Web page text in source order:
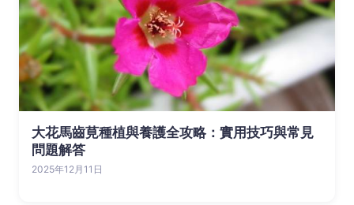
大花馬齒莧種植與養護全攻略：實用技巧與常見
問題解答
2025年12月11日